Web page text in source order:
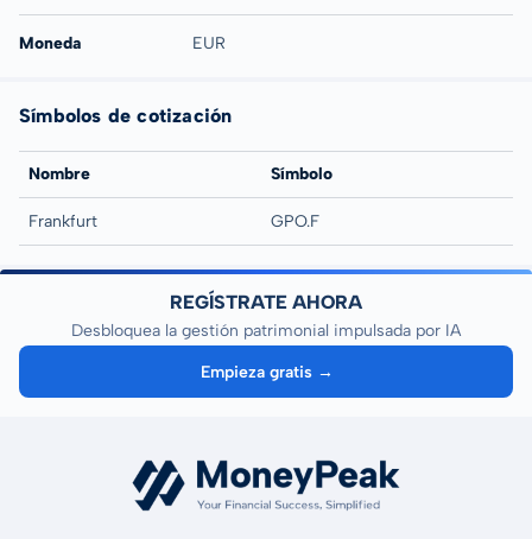
Moneda EUR
Símbolos de cotización
Nombre Símbolo
Frankfurt GPO.F
REGÍSTRATE AHORA
Desbloquea la gestión patrimonial impulsada por IA
Empieza gratis →